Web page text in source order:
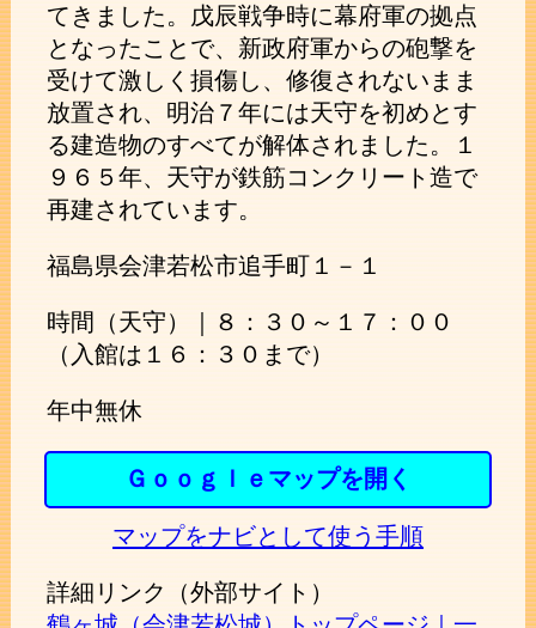
てきました。戊辰戦争時に幕府軍の拠点
となったことで、新政府軍からの砲撃を
受けて激しく損傷し、修復されないまま
放置され、明治７年には天守を初めとす
る建造物のすべてが解体されました。１
９６５年、天守が鉄筋コンクリート造で
再建されています。
福島県会津若松市追手町１－１
時間（天守）｜８：３０～１７：００
（入館は１６：３０まで）
年中無休
Ｇｏｏｇｌｅマップを開く
マップをナビとして使う手順
詳細リンク（外部サイト）